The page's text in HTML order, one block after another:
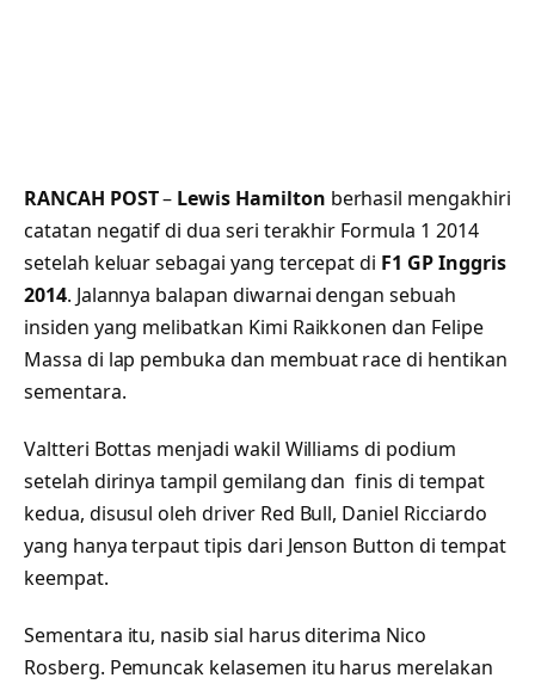
RANCAH POST– Lewis Hamilton berhasil mengakhiri
catatan negatif di dua seri terakhir Formula 1 2014
setelah keluar sebagai yang tercepat di F1 GP Inggris
2014. Jalannya balapan diwarnai dengan sebuah
insiden yang melibatkan Kimi Raikkonen dan Felipe
Massa di lap pembuka dan membuat race di hentikan
sementara.
Valtteri Bottas menjadi wakil Williams di podium
setelah dirinya tampil gemilang dan finis di tempat
kedua, disusul oleh driver Red Bull, Daniel Ricciardo
yang hanya terpaut tipis dari Jenson Button di tempat
keempat.
Sementara itu, nasib sial harus diterima Nico
Rosberg. Pemuncak kelasemen itu harus merelakan